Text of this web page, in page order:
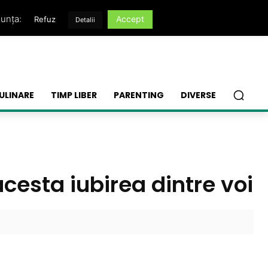
TIMP LIBER PARENTING DIVERSE
iubirea dintre voi
Refuz Detalii Accept